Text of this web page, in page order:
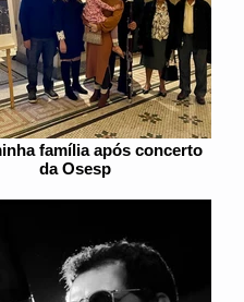
família após concerto
da Osesp